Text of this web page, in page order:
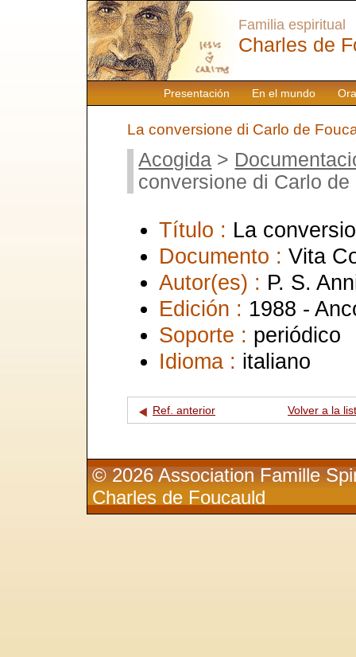
Presentación En el mundo
Familia espiritual
Charles de
La conversione di Carlo de
Acogida >
conversione di Carlo de
Título : La
Documento : Vita
Autor(es) : P. S.
Edición : 1988 -
Soporte : periódico
Idioma : italiano
Ref. anterior Volver a la
© 2026 Association Famille
Charles de Foucauld